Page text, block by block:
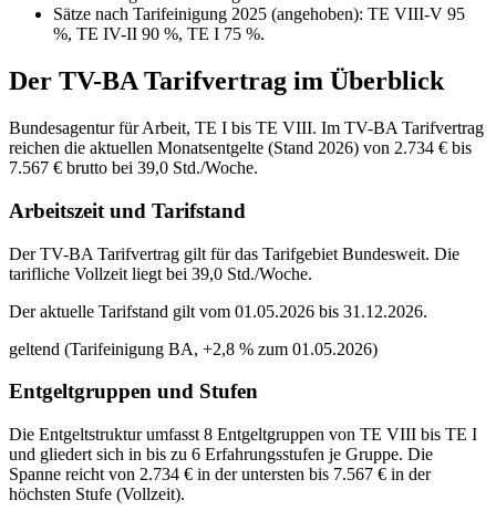
Sätze nach Tarifeinigung 2025 (angehoben): TE VIII-V 95
%, TE IV-II 90 %, TE I 75 %.
Der TV-BATarifvertrag im Überblick
Bundesagentur für Arbeit, TE I bis TE VIII. Im TV-BA Tarifvertrag
reichen die aktuellen Monatsentgelte (Stand 2026) von 2.734 € bis
7.567 € brutto bei 39,0 Std./Woche.
Arbeitszeit und Tarifstand
Der TV-BA Tarifvertrag gilt für das Tarifgebiet Bundesweit. Die
tarifliche Vollzeit liegt bei 39,0 Std./Woche.
Der aktuelle Tarifstand gilt vom 01.05.2026 bis 31.12.2026.
geltend (Tarifeinigung BA, +2,8 % zum 01.05.2026)
Entgeltgruppen und Stufen
Die Entgeltstruktur umfasst 8 Entgeltgruppen von TE VIII bis TE I
und gliedert sich in bis zu 6 Erfahrungsstufen je Gruppe. Die
Spanne reicht von 2.734 € in der untersten bis 7.567 € in der
höchsten Stufe (Vollzeit).